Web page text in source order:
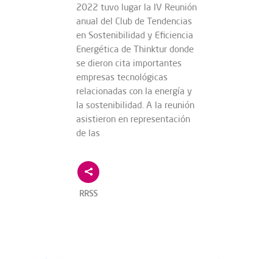
2022 tuvo lugar la IV Reunión
anual del Club de Tendencias
en Sostenibilidad y Eficiencia
Energética de Thinktur donde
se dieron cita importantes
empresas tecnológicas
relacionadas con la energía y
la sostenibilidad. A la reunión
asistieron en representación
de las
RRSS